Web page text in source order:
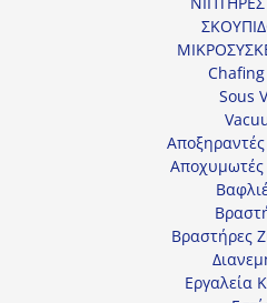
Sous
Αποχυμωτές
Βραστήρες
Εργαλεία